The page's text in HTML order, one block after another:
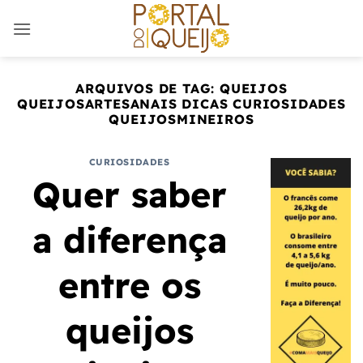
ARQUIVOS DE TAG: QUEIJOS
QUEIJOSARTESANAIS DICAS CURIOSIDADES
QUEIJOSMINEIROS
CURIOSIDADES
Quer saber
a diferença
entre os
queijos